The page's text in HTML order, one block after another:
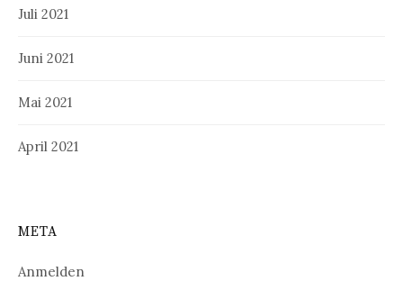
Juli 2021
Juni 2021
Mai 2021
April 2021
META
Anmelden